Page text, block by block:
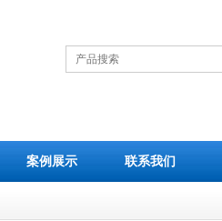
案例展示 联系我们